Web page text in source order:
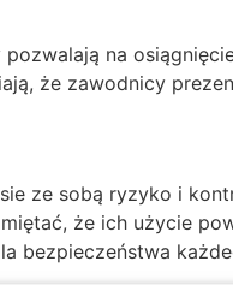
na
że zawodnicy
ze sobą ryzyko i
że ich użycie
bezpieczeństwa